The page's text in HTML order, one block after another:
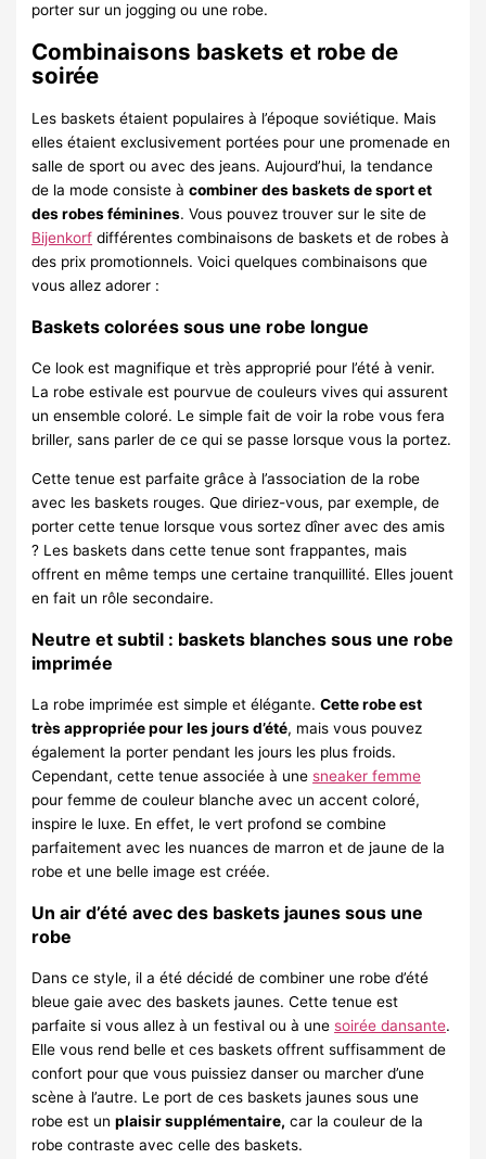
porter sur un jogging ou une robe.
Combinaisons baskets et robe de
soirée
Les baskets étaient populaires à l’époque soviétique. Mais
elles étaient exclusivement portées pour une promenade en
salle de sport ou avec des jeans. Aujourd’hui, la tendance
de la mode consiste àcombiner des baskets de sport et
des robes féminines. Vous pouvez trouver sur le site de
Bijenkorf différentes combinaisons de baskets et de robes à
des prix promotionnels. Voici quelques combinaisons que
vous allez adorer :
Baskets colorées sous une robe longue
Ce look est magnifique et très approprié pour l’été à venir.
La robe estivale est pourvue de couleurs vives qui assurent
un ensemble coloré. Le simple fait de voir la robe vous fera
briller, sans parler de ce qui se passe lorsque vous la portez.
Cette tenue est parfaite grâce à l’association de la robe
avec les baskets rouges. Que diriez-vous, par exemple, de
porter cette tenue lorsque vous sortez dîner avec des amis
? Les baskets dans cette tenue sont frappantes, mais
offrent en même temps une certaine tranquillité. Elles jouent
en fait un rôle secondaire.
Neutre et subtil : baskets blanches sous une robe
imprimée
La robe imprimée est simple et élégante.Cette robe est
très appropriée pour les jours d’été, mais vous pouvez
également la porter pendant les jours les plus froids.
Cependant, cette tenue associée à unesneaker femme
pour femme de couleur blanche avec un accent coloré,
inspire le luxe. En effet, le vert profond se combine
parfaitement avec les nuances de marron et de jaune de la
robe et une belle image est créée.
Un air d’été avec des baskets jaunes sous une
robe
Dans ce style, il a été décidé de combiner une robe d’été
bleue gaie avec des baskets jaunes. Cette tenue est
parfaite si vous allez à un festival ou à unesoirée dansante.
Elle vous rend belle et ces baskets offrent suffisamment de
confort pour que vous puissiez danser ou marcher d’une
scène à l’autre. Le port de ces baskets jaunes sous une
robe est unplaisir supplémentaire, car la couleur de la
robe contraste avec celle des baskets.